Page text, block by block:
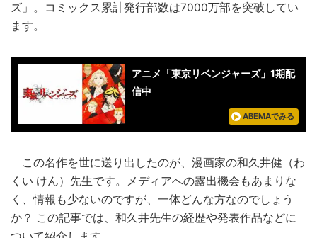
ズ」。コミックス累計発行部数は7000万部を突破してい
ます。
アニメ「東京リベンジャーズ」1期配
信中
ABEMAでみる
この名作を世に送り出したのが、漫画家の和久井健（わ
くい けん）先生です。メディアへの露出機会もあまりな
く、情報も少ないのですが、一体どんな方なのでしょう
か？ この記事では、和久井先生の経歴や発表作品などに